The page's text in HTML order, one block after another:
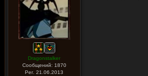
Dragonstalker
Сообщений: 1870
Рег. 21.06.2013